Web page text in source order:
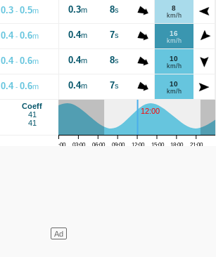
0.3 -0.5m 0.3m 8s 8
km/h
0.4-0.6m 0.4m 7s 16
km/h
0.4-0.6m 0.4m 8s 10
km/h
0.4-0.6m 0.4m 7s 10
km/h
Coeff
41
41
12:00
00:00 03:00 06:00 09:00 12:00 15:00 18:00 21:00